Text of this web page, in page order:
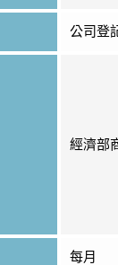
公司登
經濟部
每月